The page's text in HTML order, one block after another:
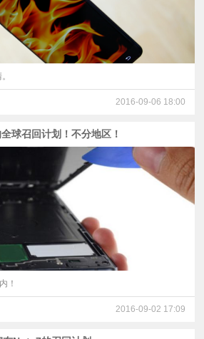
2016-09-06 18:00
球召回计划！不分地区！
！
2016-09-02 17:09